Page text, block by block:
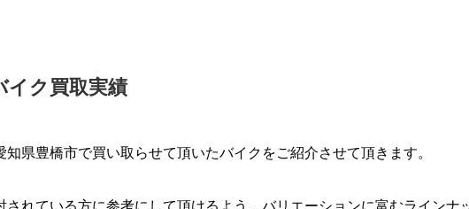
イク買取実績
知県豊橋市で買い取らせて頂いたバイクをご紹介させて頂きます。